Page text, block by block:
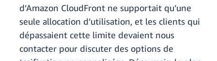
d’Amazon CloudFront ne supportait qu’une
seule allocation d’utilisation, et les clients qui
dépassaient cette limite devaient nous
contacter pour discuter des options de